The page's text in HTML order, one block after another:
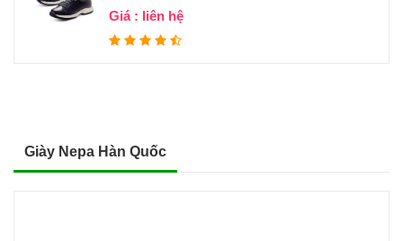
Giá : liên hệ
Giày Nepa Hàn Quốc